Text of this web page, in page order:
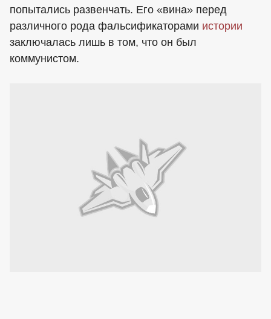
попытались развенчать. Его «вина» перед
различного рода фальсификаторами истории
заключалась лишь в том, что он был
коммунистом.